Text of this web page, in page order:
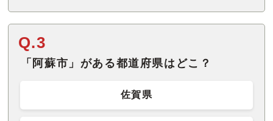
Q.3
「阿蘇市」がある都道府県はどこ？
佐賀県